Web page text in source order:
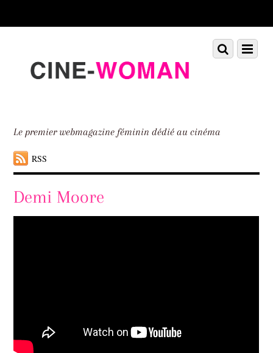
down
Le premier webmagazine féminin dédié au cinéma
RSS
Menu
Scroll
down
Demi Moore